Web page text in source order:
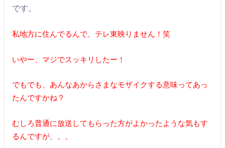
です。
私地方に住んでるんで、テレ東映りません！笑
いやー、マジでスッキリしたー！
でもでも、あんなあからさまなモザイクする意味ってあっ
たんですかね？
むしろ普通に放送してもらった方がよかったような気もす
るんですが、、、